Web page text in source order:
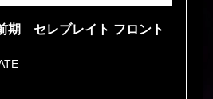
期 セレブレイト フロント